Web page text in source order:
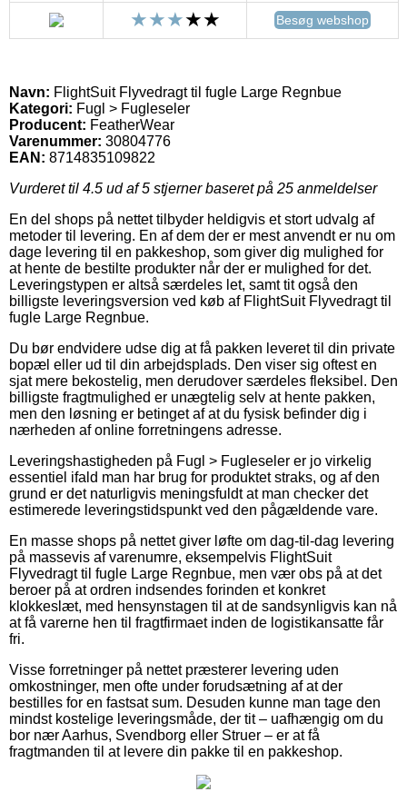
Besøg webshop
Navn: FlightSuit Flyvedragt til fugle Large Regnbue
Kategori: Fugl > Fugleseler
Producent: FeatherWear
Varenummer: 30804776
EAN: 8714835109822
Vurderet til 4.5 ud af 5 stjerner baseret på 25 anmeldelser
En del shops på nettet tilbyder heldigvis et stort udvalg af
metoder til levering. En af dem der er mest anvendt er nu om
dage levering til en pakkeshop, som giver dig mulighed for
at hente de bestilte produkter når der er mulighed for det.
Leveringstypen er altså særdeles let, samt tit også den
billigste leveringsversion ved køb af FlightSuit Flyvedragt til
fugle Large Regnbue.
Du bør endvidere udse dig at få pakken leveret til din private
bopæl eller ud til din arbejdsplads. Den viser sig oftest en
sjat mere bekostelig, men derudover særdeles fleksibel. Den
billigste fragtmulighed er unægtelig selv at hente pakken,
men den løsning er betinget af at du fysisk befinder dig i
nærheden af online forretningens adresse.
Leveringshastigheden på Fugl > Fugleseler er jo virkelig
essentiel ifald man har brug for produktet straks, og af den
grund er det naturligvis meningsfuldt at man checker det
estimerede leveringstidspunkt ved den pågældende vare.
En masse shops på nettet giver løfte om dag-til-dag levering
på massevis af varenumre, eksempelvis FlightSuit
Flyvedragt til fugle Large Regnbue, men vær obs på at det
beroer på at ordren indsendes forinden et konkret
klokkeslæt, med hensynstagen til at de sandsynligvis kan nå
at få varerne hen til fragtfirmaet inden de logistikansatte får
fri.
Visse forretninger på nettet præsterer levering uden
omkostninger, men ofte under forudsætning af at der
bestilles for en fastsat sum. Desuden kunne man tage den
mindst kostelige leveringsmåde, der tit – uafhængig om du
bor nær Aarhus, Svendborg eller Struer – er at få
fragtmanden til at levere din pakke til en pakkeshop.